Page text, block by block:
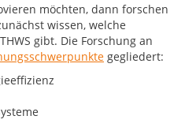
möchten, dann forschen
wissen, welche
gibt. Die Forschung an
gegliedert: